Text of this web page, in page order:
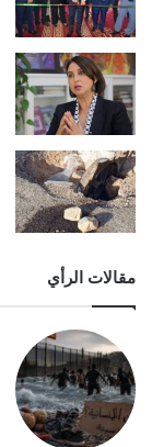
مقالات الرأي